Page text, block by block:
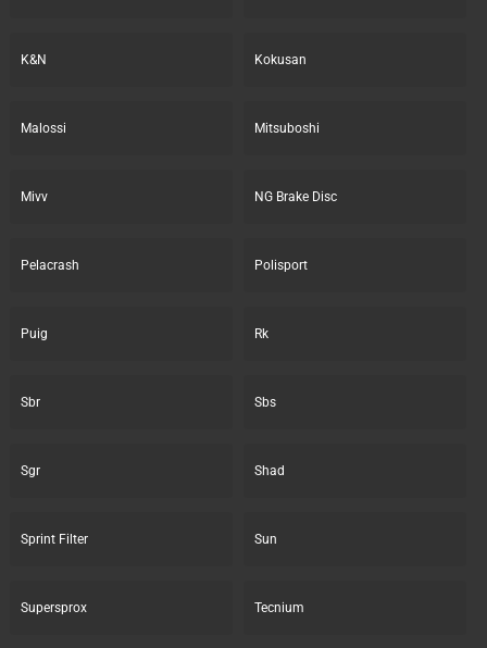
K&N Kokusan
Malossi Mitsuboshi
Mivv NG Brake Disc
Pelacrash Polisport
Puig Rk
Sbr Sbs
Sgr Shad
Sprint Filter Sun
Supersprox Tecnium